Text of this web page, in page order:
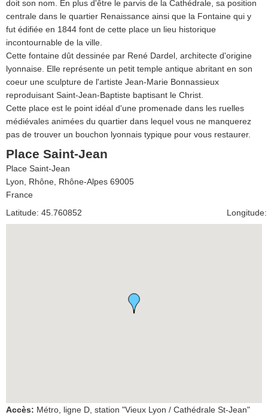
doit son nom. En plus d'être le parvis de la Cathédrale, sa position
centrale dans le quartier Renaissance ainsi que la Fontaine qui y
fut édifiée en 1844 font de cette place un lieu historique
incontournable de la ville.
Cette fontaine dût dessinée par René Dardel, architecte d'origine
lyonnaise. Elle représente un petit temple antique abritant en son
coeur une sculpture de l'artiste Jean-Marie Bonnassieux
reproduisant Saint-Jean-Baptiste baptisant le Christ.
Cette place est le point idéal d'une promenade dans les ruelles
médiévales animées du quartier dans lequel vous ne manquerez
pas de trouver un bouchon lyonnais typique pour vous restaurer.
Place Saint-Jean
Place Saint-Jean
Lyon
Rhône, Rhône-Alpes 69005
France
Latitude: 45.760852
Accès: Métro, ligne D, station "Vieux Lyon / Cathédrale St-Jean"